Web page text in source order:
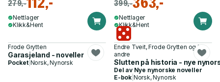
279,-
Nettlager
Klikk&Hent
399,-
Nettlager
Klikk&Hent
Frode Grytten
Garasjeland - noveller
Pocket| Norsk, Nynorsk
Endre Tveit, Frode Grytten og 7
andre
Slutten på historia - nye
Del av Nye nynorske noveller
E-bok Norsk, Nynorsk